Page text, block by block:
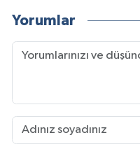
Yorumlar